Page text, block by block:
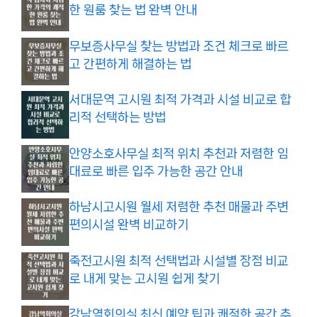
한 원룸 찾는 법 완벽 안내
무보증사무실 찾는 방법과 조건 체크로 빠르
고 간편하게 해결하는 법
서대문역 고시원 최적 가격과 시설 비교로 합
리적 선택하는 방법
안양소호사무실 최적 위치 추천과 저렴한 임
대료로 빠른 입주 가능한 공간 안내
하남시고시원 월세 저렴한 추천 매물과 주변
편의시설 완벽 비교하기
죽전고시원 최적 선택법과 시설별 장점 비교
로 내게 맞는 고시원 쉽게 찾기
강남역회의실 최신 예약 팁과 쾌적한 공간 추